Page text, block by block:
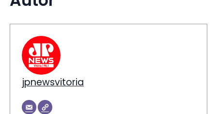
jpnewsvitoria